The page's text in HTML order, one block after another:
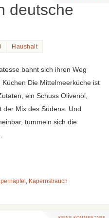
deutsche
Haushalt
bahnt sich ihren Weg
Die Mittelmeerküche ist
ein Schuss Olivenöl,
der Mix des Südens. Und
tummeln sich die
, Kapernstrauch